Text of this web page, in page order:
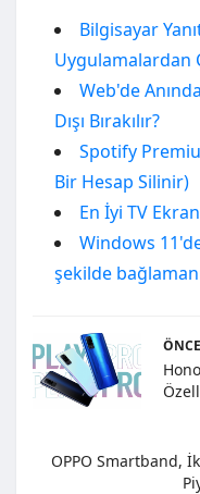
Bilgisayar
Uygulamalardan
Web'de
Dışı Bırakılır?
Spotify
Bir Hesap Silinir)
En İyi TV
Windows
şekilde
OPPO Smartband,